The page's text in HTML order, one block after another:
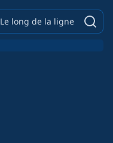
Le long de la ligne